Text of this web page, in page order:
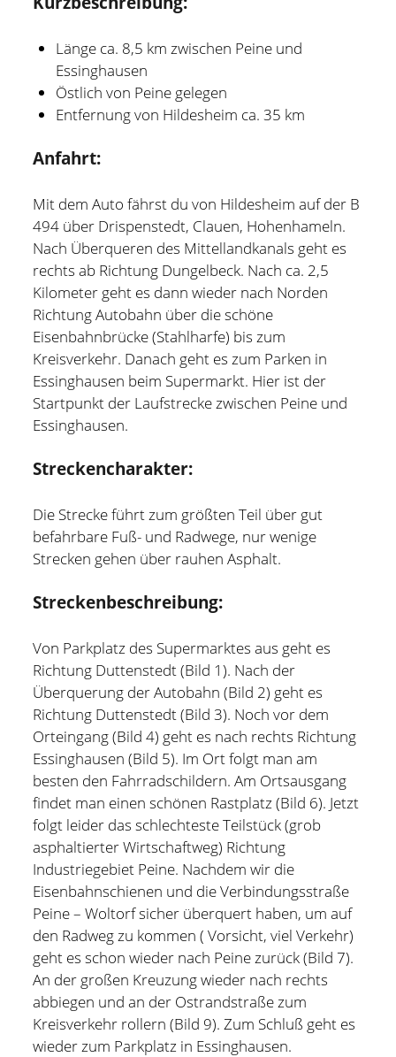
twitterfacebooklinkedin pinterest
form
paypal
Infos und Know How (152)
Besondere Orte(48)
Bücher und Magazine(15)
Haus, Wohnung und Garten
Technik(9)
Tools und Tipps(61)
Inlineskaten(103)
Wer schreibt hier?
Holger Modler
Beruflich beschäftige ich mich mit User Experience und
HMI-Design, entwickele Tools für das Projektcontrolling
und bin zur Zeit für Prozesse, Methoden und Tools
(PMT) im Compute Middleware Bereich bei der ETAS
GmbH verantwortlich.
In meiner Freizeit bin ich Blogger und Webdesigner und
begeistere mich für gute Technik, hilfreiche Tipps sowie
lesenswerte (Fach-) Bücher und Blogs.
Weitere Infos über mich könnt Ihr gerne auf meiner
"Über mich" Seitenachlesen.
Länge ca. 8,5 km zwischen Peine und
Essinghausen
Östlich von Peine gelegen
Entfernung von Hildesheim ca. 35 km
Anfahrt:
Mit dem Auto fährst du von Hildesheim auf der B
494 über Drispenstedt, Clauen, Hohenhameln.
Nach Überqueren des Mittellandkanals geht es
rechts ab Richtung Dungelbeck. Nach ca. 2,5
Kilometer geht es dann wieder nach Norden
Richtung Autobahn über die schöne
Eisenbahnbrücke (Stahlharfe) bis zum
Kreisverkehr. Danach geht es zum Parken in
Essinghausen beim Supermarkt. Hier ist der
Startpunkt der Laufstrecke zwischen Peine und
Essinghausen.
Streckencharakter:
Die Strecke führt zum größten Teil über gut
befahrbare Fuß- und Radwege, nur wenige
Strecken gehen über rauhen Asphalt.
Streckenbeschreibung:
Von Parkplatz des Supermarktes aus geht es
Richtung Duttenstedt (Bild 1). Nach der
Überquerung der Autobahn (Bild 2) geht es
Richtung Duttenstedt (Bild 3). Noch vor dem
Orteingang (Bild 4) geht es nach rechts Richtung
Essinghausen (Bild 5). Im Ort folgt man am
besten den Fahrradschildern. Am Ortsausgang
findet man einen schönen Rastplatz (Bild 6). Jetzt
folgt leider das schlechteste Teilstück (grob
asphaltierter Wirtschaftweg) Richtung
Industriegebiet Peine. Nachdem wir die
Eisenbahnschienen und die Verbindungsstraße
Peine – Woltorf sicher überquert haben, um auf
den Radweg zu kommen ( Vorsicht, viel Verkehr)
geht es schon wieder nach Peine zurück (Bild 7).
An der großen Kreuzung wieder nach rechts
abbiegen und an der Ostrandstraße zum
Kreisverkehr rollern (Bild 9). Zum Schluß geht es
wieder zum Parkplatz in Essinghausen.